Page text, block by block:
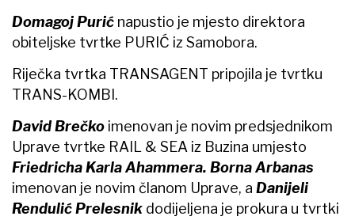
Domagoj Purić napustio je mjesto direktora
obiteljske tvrtke PURIĆ iz Samobora.
Riječka tvrtka TRANSAGENT pripojila je tvrtku
TRANS-KOMBI.
David Brečko imenovan je novim predsjednikom
Uprave tvrtke RAIL & SEA iz Buzina umjesto
Friedricha Karla Ahammera. Borna Arbanas
imenovan je novim članom Uprave, a Danijeli
Rendulić Prelesnik dodijeljena je prokura u tvrtki